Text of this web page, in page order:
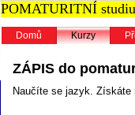
POMATURITNÍ
Domů Kurzy
ZÁPIS do
Naučíte se jazyk. Získáte